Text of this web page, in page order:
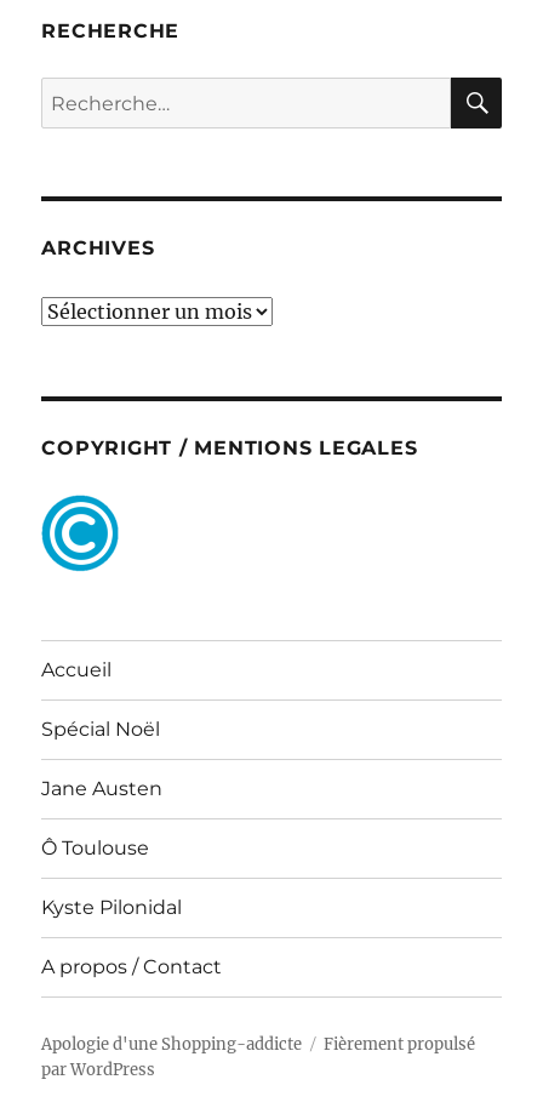
RECHERCHE
Recherche
pour :
ARCHIVES
ARCHIVES
COPYRIGHT / MENTIONS LEGALES
Accueil
Spécial Noël
Jane Austen
Ô Toulouse
Kyste Pilonidal
A propos / Contact
Apologie d'une Shopping-addicte
Fièrement propulsé
par WordPress